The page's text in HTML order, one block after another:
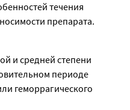
течения
препарата.
и средней степени
периоде
геморрагического